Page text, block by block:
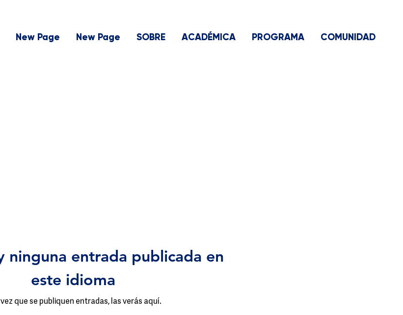
New Page New Page SOBRE ACADÉMICA PROGRAMA COMUNIDAD
ninguna entrada publicada en
este idioma
que se publiquen entradas, las verás aquí.